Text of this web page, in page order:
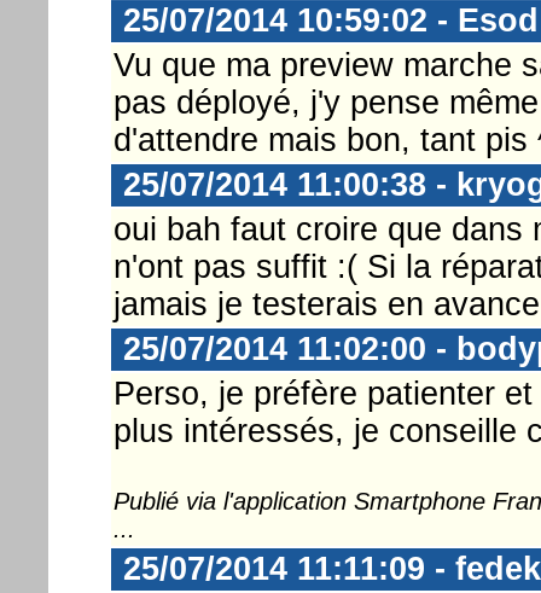
25/07/2014 10:59:02 - Esod
Vu que ma preview marche
pas déployé, j'y pense
d'attendre mais bon, tant pis
25/07/2014 11:00:38 -
oui bah faut croire que dans
n'ont pas suffit :( Si la
jamais je testerais en
25/07/2014 11:02:00 -
Perso, je préfère patienter
plus intéressés, je conseille
Publié via l'application Smartphone
...
25/07/2014 11:11:09 -